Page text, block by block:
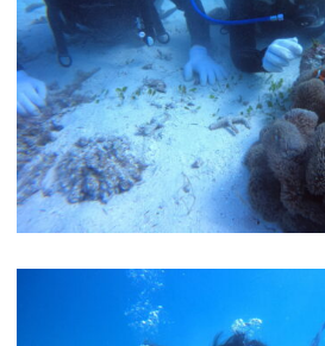
ビーチ体験ダイビング
ライセンスコース
ビーチシュノーケル